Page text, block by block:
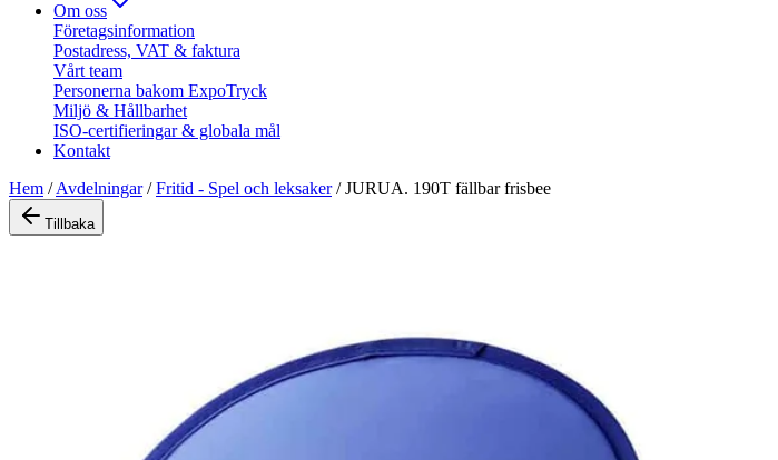
Om oss
Företagsinformation
Postadress, VAT & faktura
Vårt team
Personerna bakom ExpoTryck
Miljö & Hållbarhet
ISO-certifieringar & globala mål
Kontakt
Hem /Avdelningar/Fritid - Spel och leksaker/JURUA. 190T fällbar frisbee
Tillbaka